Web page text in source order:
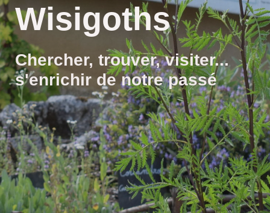
Wisigoths
Chercher, trouver, visiter...
s'enrichir de notre passé